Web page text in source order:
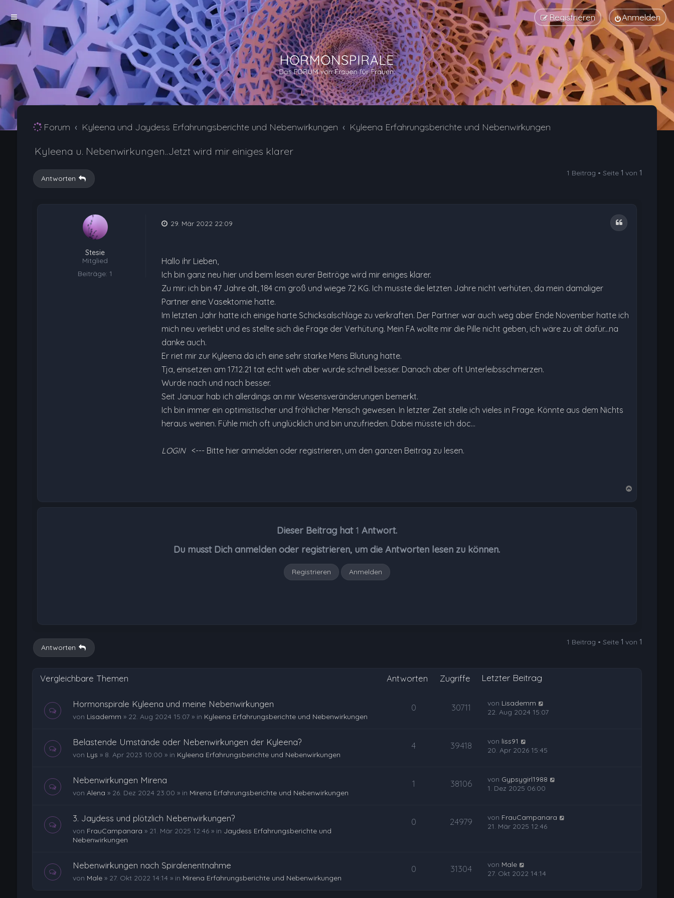
Anmelden
Registrieren
Forum Kyleena und Jaydess Erfahrungsberichte und Nebenwirkungen Kyleena Erfahrungsberichte und Nebenwirkungen
Kyleena u. Nebenwirkungen..Jetzt wird mir einiges klarer
Antworten
1 Beitrag • Seite1 von1
Stesie
Mitglied
Beiträge: 1
Zitat
29. Mär 2022 22:09
Hallo ihr Lieben,
Ich bin ganz neu hier und beim lesen eurer Beitröge wird mir einiges klarer.
Zu mir: ich bin 47 Jahre alt, 184 cm groß und wiege 72 KG. Ich musste die letzten Jahre nicht verhüten, da mein damaliger
Partner eine Vasektomie hatte.
Im letzten Jahr hatte ich einige harte Schicksalschläge zu verkraften. Der Partner war auch weg aber Ende November hatte ich
mich neu verliebt und es stellte sich die Frage der Verhütung. Mein FA wollte mir die Pille nicht geben, ich wäre zu alt dafür...na
danke auch.
Er riet mir zur Kyleena da ich eine sehr starke Mens Blutung hatte.
Tja, einsetzen am 17.12.21 tat echt weh aber wurde schnell besser. Danach aber oft Unterleibsschmerzen.
Wurde nach und nach besser.
Seit Januar hab ich allerdings an mir Wesensveränderungen bemerkt.
Ich bin immer ein optimistischer und fröhlicher Mensch gewesen. In letzter Zeit stelle ich vieles in Frage. Könnte aus dem Nichts
heraus weinen. Fühle mich oft unglücklich und bin unzufrieden. Dabei müsste ich doc…
LOGIN <--- Bitte hier anmelden oder registrieren, um den ganzen Beitrag zu lesen.
Dieser Beitrag hat 1 Antwort.
Du musst Dich anmelden oder registrieren, um die Antworten lesen zu können.
Registrieren Anmelden
Antworten
1 Beitrag • Seite1 von1
Vergleichbare Themen Antworten Zugriffe Letzter Beitrag
Hormonspirale Kyleena und meine Nebenwirkungen
von Lisademm » 22. Aug 2024 15:07» in Kyleena Erfahrungsberichte und Nebenwirkungen
0 30711 von Lisademm
22. Aug 2024 15:07
Belastende Umstände oder Nebenwirkungen der Kyleena?
von Lys » 8. Apr 2023 10:00 » in Kyleena Erfahrungsberichte und Nebenwirkungen
4 39418 von liss91
20. Apr 2026 15:45
Nebenwirkungen Mirena
von Alena » 26. Dez 2024 23:00 » in Mirena Erfahrungsberichte und Nebenwirkungen
1 38106 von Gypsygirl1988
1. Dez 2025 06:00
3. Jaydess und plötzlich Nebenwirkungen?
von FrauCampanara » 21. Mär 2025 12:46» in Jaydess Erfahrungsberichte und
Nebenwirkungen
0 24979 von FrauCampanara
21. Mär 2025 12:46
Nebenwirkungen nach Spiralenentnahme
von Male» 27. Okt 2022 14:14 » in Mirena Erfahrungsberichte und Nebenwirkungen
0 31304 von Male
27. Okt 2022 14:14